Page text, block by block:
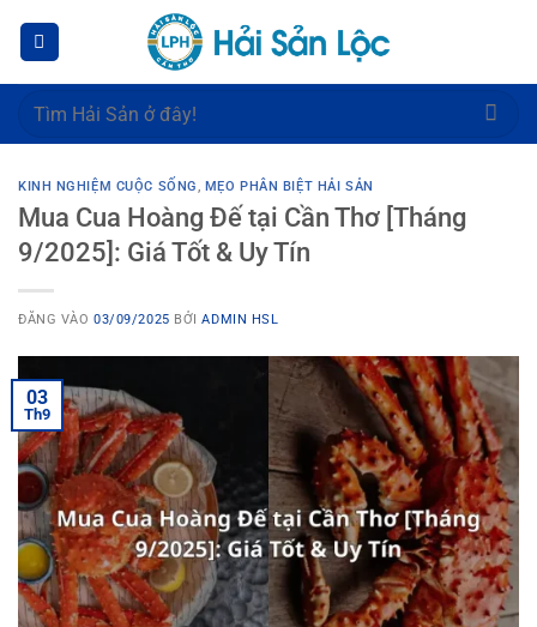
dung
Tìm
KINH NGHIỆM CUỘC SỐNG, MẸO PHÂN BIỆT HẢI SẢN
Mua Cua Hoàng Đế tại Cần Thơ [Tháng
9/2025]: Giá Tốt & Uy Tín
ĐĂNG VÀO03/09/2025 BỞIADMIN HSL
03
Th9